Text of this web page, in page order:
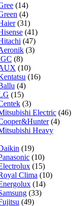
(14)
(4)
(31)
(41)
(47)
(3)
(8)
(10)
(16)
(4)
(15)
(3)
Electric (46)
(4)
Heavy
(19)
(10)
(15)
Clima (10)
(14)
(33)
(49)